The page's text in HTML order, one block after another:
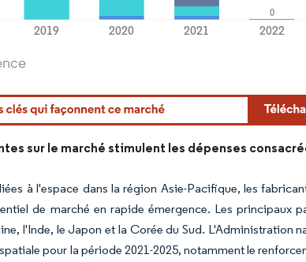
sous CC BY 4.0.
sur le marché stimulent les dépenses
à l'espace dans la région Asie-Pacifique, les
de marché en rapide émergence. Les principaux
l'Inde, le Japon et la Corée du Sud. L'Administration
pour la période 2021-2025, notamment le